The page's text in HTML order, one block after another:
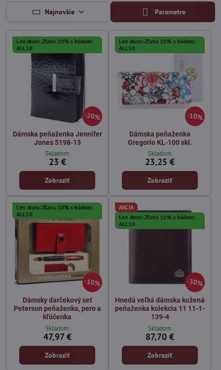
Najnovšie Parametre
20%
Len dnes: Zľava 10% s kódom:
ALL10
Dámska peňaženka Jennifer
Jones 5198-13
Skladom
23 €
Zobraziť
10%
Len dnes: Zľava 10% s kódom:
ALL10
Dámska peňaženka
Gregorio KL-100 skl.
Skladom
23,25 €
Zobraziť
10%
Len dnes: Zľava 10% s kódom:
ALL10
Dámsky darčekový set
Peterson peňaženka, pero a
kľúčenka
Skladom
47,97 €
Zobraziť
30%
AKCIA
Len dnes: Zľava 10% s kódom:
ALL10
Hnedá veľká dámska kožená
peňaženka kolekcia 11 11-1-
139-4
Skladom
87,70 €
Zobraziť